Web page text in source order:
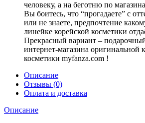
человеку, а на беготню по
Вы боитесь, что “прогадаете” с
или не знаете, предпочтение
линейке корейской косметики
Прекрасный вариант –
интернет-магазина оригинальной
косметики myfanza.com !
Описание
Отзывы (0)
Оплата и доставка
Описание